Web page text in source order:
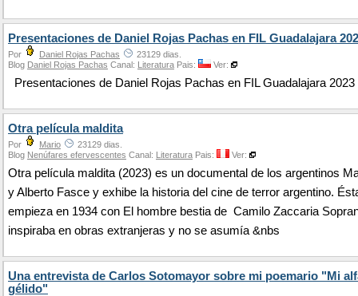
Presentaciones de Daniel Rojas Pachas en FIL Guadalajara
Por Daniel Rojas Pachas
23129 dias.
Blog Daniel Rojas Pachas Canal: Literatura Pais: Ver:
Presentaciones de Daniel Rojas Pachas en FIL Guadalajara 2023
Otra película maldita
Por Mario
23129 dias.
Blog Nenúfares efervescentes Canal: Literatura Pais: Ver:
Otra película maldita (2023) es un documental de los argentinos
y Alberto Fasce y exhibe la historia del cine de terror argentino.
empieza en 1934 con El hombre bestia de Camilo Zaccaria
inspiraba en obras extranjeras y no se asumía &nbs
Una entrevista de Carlos Sotomayor sobre mi poemario "Mi
gélido"